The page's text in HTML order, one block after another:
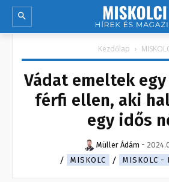
Kezdőlap
Vádat emeltek
férfi ellen, aki
egy idős
Müller Ádám -
MISKOLC
MISKOLC -